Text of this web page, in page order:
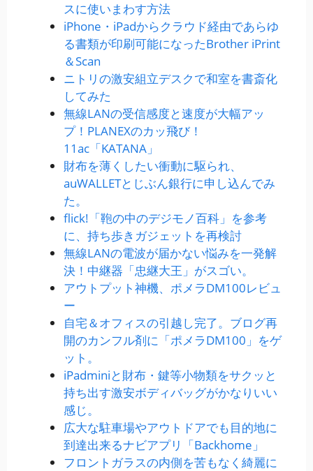
スに使いまわす方法
iPhone・iPadからクラウド経由であらゆ
る書類が印刷可能になったBrother iPrint
＆Scan
ニトリの激安組立デスクで和室を書斎化
してみた
無線LANの受信感度と速度が大幅アッ
プ！PLANEXのカッ飛び！
11ac「KATANA」
財布を薄くしたい衝動に駆られ、
auWALLETとじぶん銀行に申し込んでみ
た。
flick!「鞄の中のデジモノ百科」を参考
に、持ち歩きガジェットを再検討
無線LANの電波が届かない悩みを一発解
決！中継器「忠継大王」がスゴい。
アウトプット神機、ポメラDM100レビュ
ー
自宅＆オフィスの引越し完了。ブログ再
開のカンフル剤に「ポメラDM100」をゲ
ット。
iPadminiと財布・鍵等小物類をサクッと
持ち出す激安ボディバッグがかなりいい
感じ。
広大な駐車場やアウトドアでも目的地に
到達出来るナビアプリ「Backhome」
フロントガラスの内側を苦もなく綺麗に